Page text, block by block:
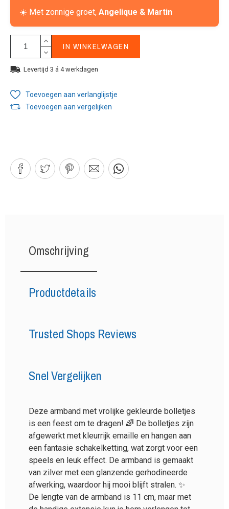
☀️ Met zonnige groet, Angelique & Martin
IN WINKELWAGEN
Levertijd 3 á 4 werkdagen
Toevoegen aan verlanglijstje
Toevoegen aan vergelijken
Omschrijving
Productdetails
Trusted Shops Reviews
Snel Vergelijken
Deze armband met vrolijke gekleurde bolletjes
is een feest om te dragen! 🌈 De bolletjes zijn
afgewerkt met kleurrijk emaille en hangen aan
een fantasie schakelketting, wat zorgt voor een
speels en leuk effect. De armband is gemaakt
van zilver met een glanzende gerhodineerde
afwerking, waardoor hij mooi blijft stralen. ✨
De lengte van de armband is 11 cm, maar met